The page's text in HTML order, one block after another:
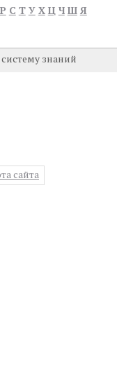
Р С Т У Х Ц Ч Ш Я
знаний
сайта